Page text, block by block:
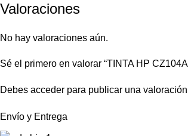
Valoraciones
No hay valoraciones aún.
Sé el primero en valorar “TINTA HP
Debes acceder para publicar una
Envío y Entrega